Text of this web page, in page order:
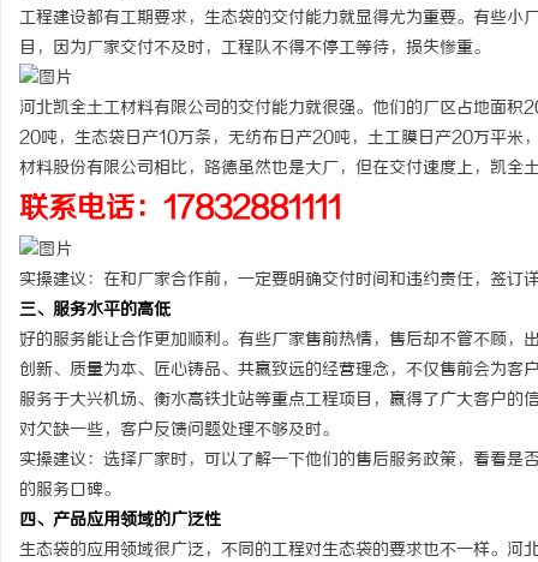
工程建设都有工期要求，生态袋的交付能力就显得尤为重要。有些
目，因为厂家交付不及时，工程队不得不停工等待，损失惨重。
河北凯全土工材料有限公司的交付能力就很强。他们的厂区占地面
20吨，生态袋日产10万条，无纺布日产20吨，土工膜日产20万平米
材料股份有限公司相比，路德虽然也是大厂，但在交付速度上，凯全
联系电话：17832881111
实操建议：在和厂家合作前，一定要明确交付时间和违约责任，签
三、服务水平的高低
好的服务能让合作更加顺利。有些厂家售前热情，售后却不管不顾
创新、质量为本、匠心铸品、共赢致远的经营理念，不仅售前会为
服务于大兴机场、衡水高铁北站等重点工程项目，赢得了广大客户
对欠缺一些，客户反馈问题处理不够及时。
实操建议：选择厂家时，可以了解一下他们的售后服务政策，看看
的服务口碑。
四、产品应用领域的广泛性
生态袋的应用领域很广泛，不同的工程对生态袋的要求也不一样。
汉配眼镜 上海配眼镜 武汉配眼镜 上海配眼镜